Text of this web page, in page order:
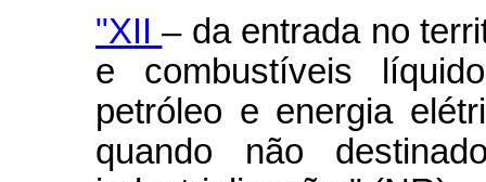
"XII– da entrada no
e combustíveis
petróleo e energia
quando não